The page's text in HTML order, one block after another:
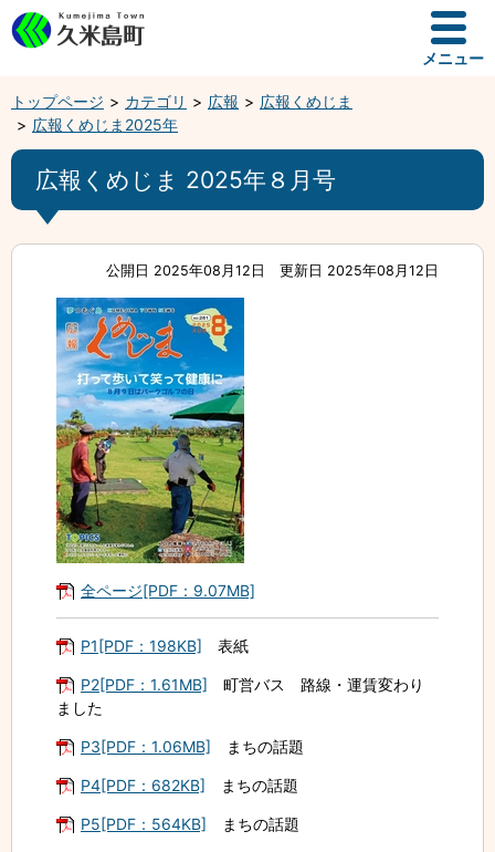
メニュー
トップページ カテゴリ 広報
広報くめじま
広報くめじま2025年
広報くめじま 2025年８月号
公開日 2025年08月12日 更新日 2025年08月12日
全ページ[PDF：9.07MB]
P1[PDF：198KB] 表紙
P2[PDF：1.61MB] 町営バス 路線・運賃変わり
ました
P3[PDF：1.06MB] まちの話題
P4[PDF：682KB] まちの話題
P5[PDF：564KB] まちの話題